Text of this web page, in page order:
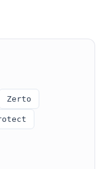
Zerto